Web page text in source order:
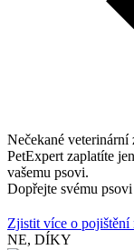
Nečekané
PetExpert zaplatíte
vašemu psovi.
Dopřejte svému
Zjistit více o pojištění
NE, DÍKY